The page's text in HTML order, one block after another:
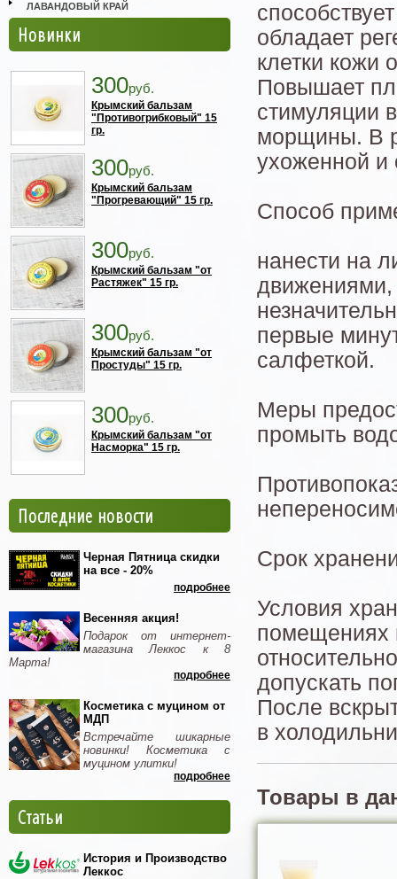
ЛАВАНДОВЫЙ КРАЙ
Новинки
300руб.
Крымский бальзам
"Противогрибковый" 15
гр.
300руб.
Крымский бальзам
"Прогревающий" 15 гр.
300руб.
Крымский бальзам "от
Растяжек" 15 гр.
300руб.
Крымский бальзам "от
Простуды" 15 гр.
300руб.
Крымский бальзам "от
Насморка" 15 гр.
Последние новости
Черная Пятница скидки
на все - 20%
подробнее
Весенняя акция!
Подарок от интернет-
магазина Леккос к 8
Марта!
подробнее
Косметика с муцином от
МДП
Встречайте шикарные
новинки! Косметика с
муцином улитки!
подробнее
Статьи
История и Производство
Леккос
обладает
клетки кожи
Повышает
стимуляции
морщины. В
ухоженной и
Способ
нанести на
движениями,
первые
салфеткой.
Меры
промыть
Срок
Условия
помещениях
допускать
После
в
Товары в